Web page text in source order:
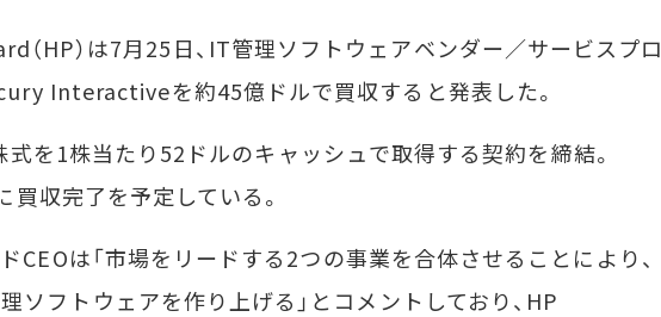
HP）は7月25日、IT管理ソフトウェアベンダー／サービスプロ
Interactiveを約45億ドルで買収すると発表した。
を1株当たり52ドルのキャッシュで取得する契約を締結。
収完了を予定している。
CEOは「市場をリードする2つの事業を合体させることにより、
ソフトウェアを作り上げる」とコメントしており、HP